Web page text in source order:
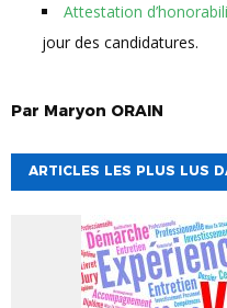
Attestation
jour des candidatures.
Par Maryon ORAIN
ARTICLES LES PLUS LUS